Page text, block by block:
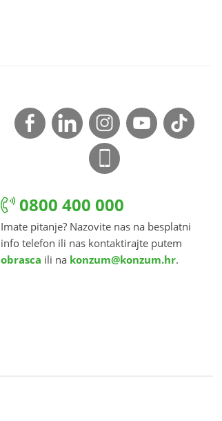
0800 400 000
Imate pitanje? Nazovite nas na besplatni
info telefon ili nas kontaktirajte putem
obrasca ili na konzum@konzum.hr.